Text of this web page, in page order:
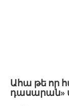
Ահա թե որ
դասարան»